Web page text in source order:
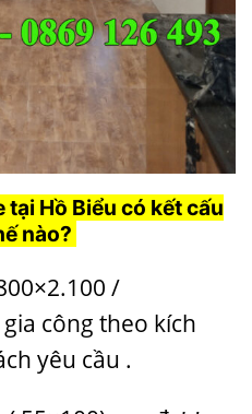
Hồ Biểu có kết cấu
nào?
/
công theo kích
yêu cầu .